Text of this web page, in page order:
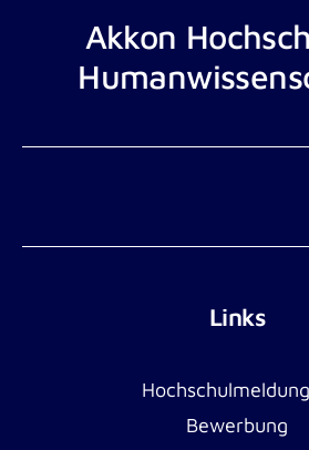
Akkon
Links
Bewerbung